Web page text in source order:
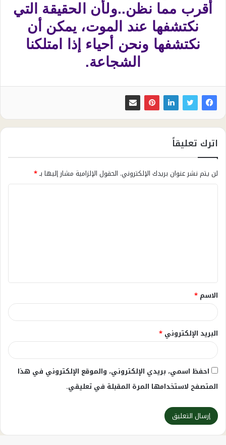
أقرب مما نظن..ولأن الحقيقة التي
نكتشفها عند الموت، يمكن أن
نكتشفها ونحن أحياء إذا امتلكنا
الشجاعة.
اترك تعليقاً
لن يتم نشر عنوان بريدك الإلكتروني. الحقول الإلزامية مشار إليها بـ*
ق
*
الاسم *
البريد الإلكتروني *
احفظ اسمي، بريدي الإلكتروني، والموقع الإلكتروني في هذا
المتصفح لاستخدامها المرة المقبلة في تعليقي.